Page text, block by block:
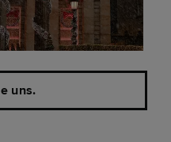
uns.